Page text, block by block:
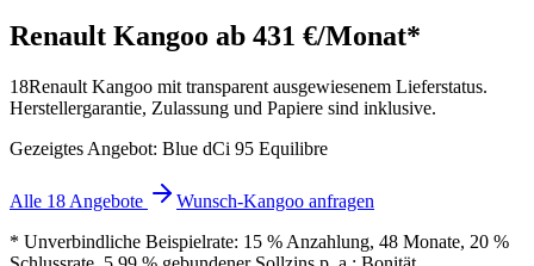
Renault Kangoo ab 431 €/Monat*
18Renault Kangoo mit transparent ausgewiesenem Lieferstatus.
Herstellergarantie, Zulassung und Papiere sind inklusive.
Gezeigtes Angebot: Blue dCi 95 Equilibre
Alle 18 Angebote
Wunsch-Kangoo anfragen
* Unverbindliche Beispielrate: 15 % Anzahlung, 48 Monate, 20 %